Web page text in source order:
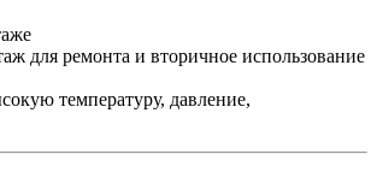
для ремонта и вторичное использование
температуру, давление,